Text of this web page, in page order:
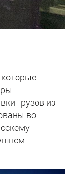
которые
грузов из
во